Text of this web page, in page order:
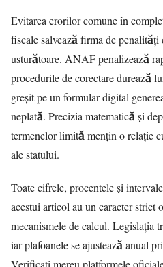
Evitarea erorilor comune în
fiscale salvează firma de penalități
usturătoare. ANAF penalizează
procedurile de corectare durează
greșit pe un formular digital
neplată. Precizia matematică și
termenelor limită mențin o relație
ale statului.
Toate cifrele, procentele și
acestui articol au un caracter strict
mecanismele de calcul. Legislația
iar plafoanele se ajustează anual
Verificați mereu platformele